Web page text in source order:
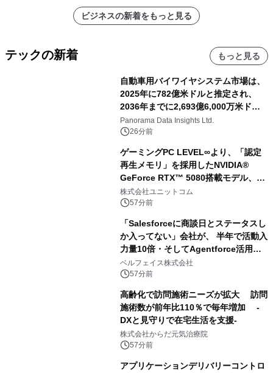
ビジネスの新着をもっと見る
テックの新着 もっと見る
自動車用バイワイヤシステム市場は、
2025年に782億米ドルと推定され、
2036年までに2,693億6,000万米ドル
に達すると予測されており、予測期間
（2026年～2036年）
Panorama Data Insights Ltd.
26分前
ゲーミングPC LEVEL∞より、「認定
再生メモリ」を採用したNVIDIA®
GeForce RTX™ 5080搭載モデル、
NVIDIA® GeForce RTX™ 5070 Ti搭
載モデルを販売開始
株式会社ユニットコム
57分前
「Salesforceに商談日とステータスし
か入ってない」会社が、 半年で活動入
力量10倍・そしてAgentforce活用へ
── 敷島住宅×bellSalesAI事例公開
ベルフェイス株式会社
57分前
高齢化で訪問施術ニーズが拡大 訪問
施術数が前年比110％で毎年増加 -
DXと見守りで在宅生活を支援-
株式会社からだ元気治療院
57分前
アプリケーションデリバリーコントロ